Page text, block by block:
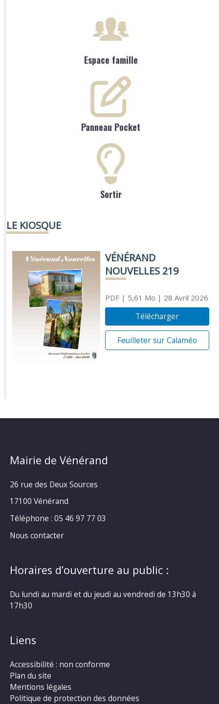
Espace famille
Panneau Pocket
Sortir
LE KIOSQUE
VÉNÉRAND
NOUVELLES 219
PDF| 5,61 Mo | 28 Avril 2026
Télécharger
Feuilleter sur Calaméo
Mairie de Vénérand
26 rue des Deux Sources
17100 Vénérand
Téléphone : 05 46 97 77 03
Nous contacter
Horaires d’ouverture au public :
Du lundi au mardi et du jeudi au vendredi de 13h30 à
17h30
Liens
Accessibilité : non conforme
Plan du site
Mentions légales
Politique de protection des données